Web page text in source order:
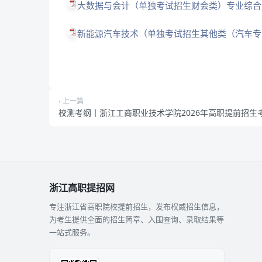
大数据与会计（单独考试招生财会类）专业综
新能源汽车技术（单独考试招生其他类（汽车
‹ 上一篇
校测考纲丨浙江工商职业技术学院2026年高职提前招生
浙江高职提招网
专注浙江省高职院校提前招生，发布权威招生信息，
为考生提供全面的招生简章、入围查询、录取结果等
一站式服务。